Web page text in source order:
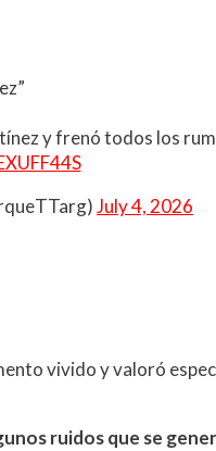
y frenó todos los
July 4, 2026
vivido y valoró
ruidos que se